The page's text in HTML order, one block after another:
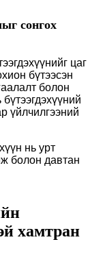
сонгох
цаг
бүтээсэн
болон
үйлчилгээний
нь урт
болон давтан
хамтран